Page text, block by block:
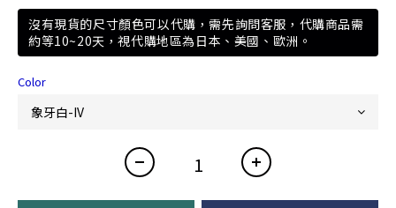
沒有現貨的尺寸顏色可以代購，需先詢問客服，代購商品需
約等10~20天，視代購地區為日本、美國、歐洲。
Color